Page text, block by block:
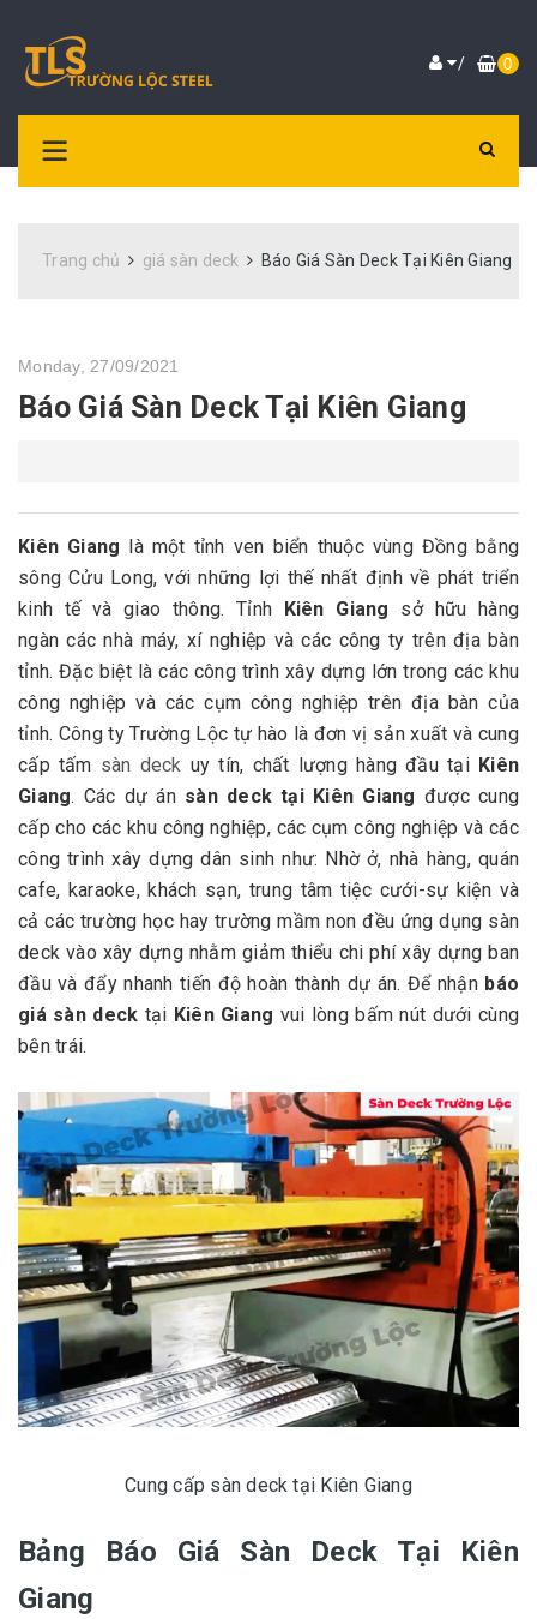
/ 0
Trang chủ giá sàn deck Báo Giá Sàn Deck Tại Kiên Giang
Monday, 27/09/2021
Báo Giá Sàn Deck Tại Kiên Giang
Kiên Giang là một tỉnh ven biển thuộc vùng Đồng bằng
sông Cửu Long, với những lợi thế nhất định về phát triển
kinh tế và giao thông. Tỉnh Kiên Giang sở hữu hàng
ngàn các nhà máy, xí nghiệp và các công ty trên địa bàn
tỉnh. Đặc biệt là các công trình xây dựng lớn trong các khu
công nghiệp và các cụm công nghiệp trên địa bàn của
tỉnh. Công ty Trường Lộc tự hào là đơn vị sản xuất và cung
cấp tấm sàn deck uy tín, chất lượng hàng đầu tại Kiên
Giang. Các dự án sàn deck tại Kiên Giang được cung
cấp cho các khu công nghiệp, các cụm công nghiệp và các
công trình xây dựng dân sinh như: Nhờ ở, nhà hàng, quán
cafe, karaoke, khách sạn, trung tâm tiệc cưới-sự kiện và
cả các trường học hay trường mầm non đều ứng dụng sàn
deck vào xây dựng nhằm giảm thiểu chi phí xây dựng ban
đầu và đẩy nhanh tiến độ hoàn thành dự án. Để nhận báo
giá sàn deck tại Kiên Giang vui lòng bấm nút dưới cùng
bên trái.
Cung cấp sàn deck tại Kiên Giang
Bảng Báo Giá Sàn Deck Tại Kiên
Giang